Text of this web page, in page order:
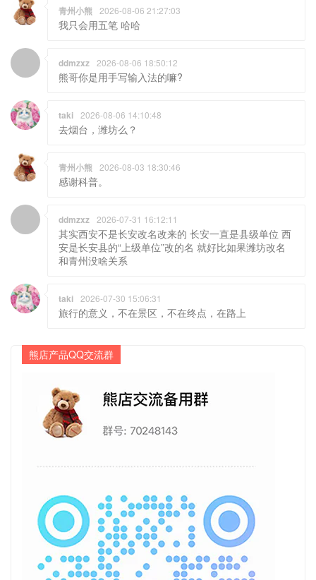
青州小熊 2026-08-06 21:27:03
我只会用五笔 哈哈
ddmzxz 2026-08-06 18:50:12
熊哥你是用手写输入法的嘛?
taki 2026-08-06 14:10:48
去烟台，潍坊么？
青州小熊 2026-08-03 18:30:46
感谢科普。
ddmzxz 2026-07-31 16:12:11
其实西安不是长安改名改来的 长安一直是县级单位 西
安是长安县的“上级单位”改的名 就好比如果潍坊改名
和青州没啥关系
taki 2026-07-30 15:06:31
旅行的意义，不在景区，不在终点，在路上
熊店产品QQ交流群